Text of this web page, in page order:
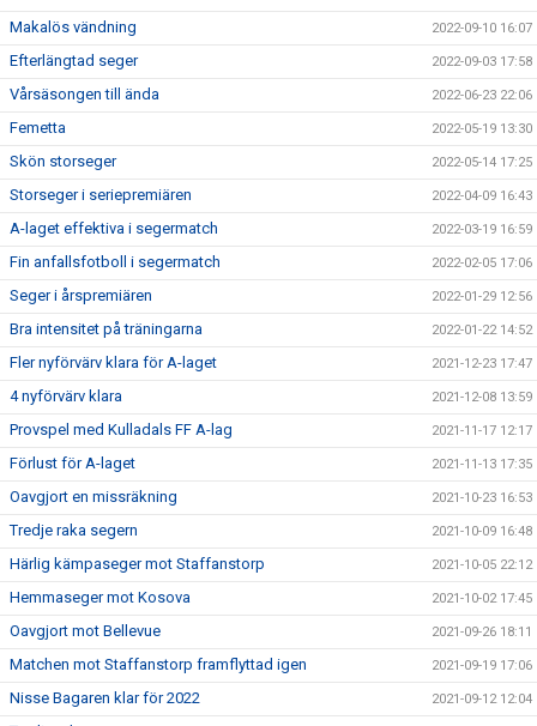
Makalös vändning 2022-09-10 16:07
Efterlängtad seger 2022-09-03 17:58
Vårsäsongen till ända 2022-06-23 22:06
Femetta 2022-05-19 13:30
Skön storseger 2022-05-14 17:25
Storseger i seriepremiären 2022-04-09 16:43
A-laget effektiva i segermatch 2022-03-19 16:59
Fin anfallsfotboll i segermatch 2022-02-05 17:06
Seger i årspremiären 2022-01-29 12:56
Bra intensitet på träningarna 2022-01-22 14:52
Fler nyförvärv klara för A-laget 2021-12-23 17:47
4 nyförvärv klara 2021-12-08 13:59
Provspel med Kulladals FF A-lag 2021-11-17 12:17
Förlust för A-laget 2021-11-13 17:35
Oavgjort en missräkning 2021-10-23 16:53
Tredje raka segern 2021-10-09 16:48
Härlig kämpaseger mot Staffanstorp 2021-10-05 22:12
Hemmaseger mot Kosova 2021-10-02 17:45
Oavgjort mot Bellevue 2021-09-26 18:11
Matchen mot Staffanstorp framflyttad igen 2021-09-19 17:06
Nisse Bagaren klar för 2022 2021-09-12 12:04